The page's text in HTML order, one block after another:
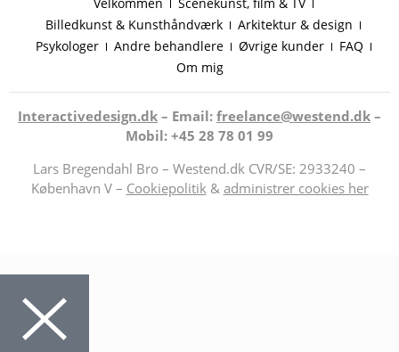
Velkommen
Scenekunst, film & TV
Billedkunst & Kunsthåndværk
Arkitektur & design
Psykologer
Andre behandlere Øvrige kunder
FAQ
Om mig
Interactivedesign.dk – Email: freelance@westend.dk –
Mobil: +45 28 78 01 99
Lars Bregendahl Bro – Westend.dk CVR/SE: 2933240 –
København V – Cookiepolitik & administrer cookies her